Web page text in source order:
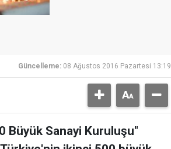
Güncelleme: 08 Ağustos 2016 Pazartesi 13:19
Büyük Sanayi Kuruluşu"